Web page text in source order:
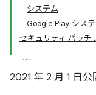
システム
Google Play シス
セキュリティ パッ
2021 年 2 月 1 日